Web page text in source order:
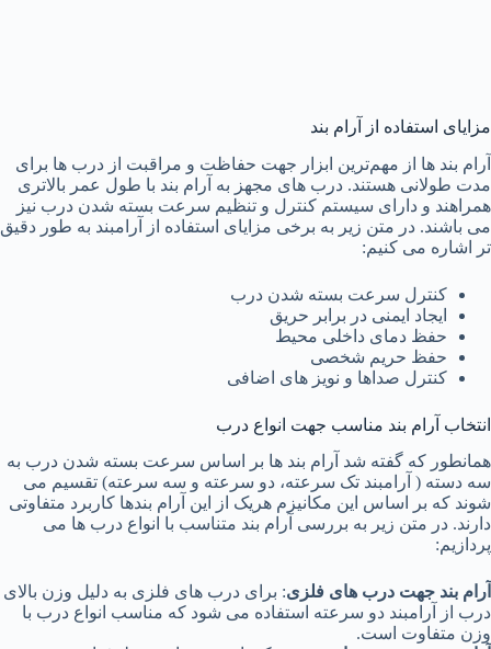
مزایای استفاده از آرام بند
آرام بند ها از مهم‌ترین ابزار جهت حفاظت و مراقبت از درب ها برای
مدت طولانی هستند. درب های مجهز به آرام بند با طول عمر بالاتری
همراهند و دارای سیستم کنترل و تنظیم سرعت بسته شدن درب نیز
می باشند. در متن زیر به برخی مزایای استفاده از آرامبند به طور دقیق
تر اشاره می کنیم:
کنترل سرعت بسته شدن درب
ایجاد ایمنی در برابر حریق
حفظ دمای داخلی محیط
حفظ حریم شخصی
کنترل صداها و نویز های اضافی
انتخاب آرام بند مناسب جهت انواع درب
همانطور که گفته شد آرام بند ها بر اساس سرعت بسته شدن درب به
سه دسته ( آرامبند تک سرعته، دو سرعته و سه سرعته) تقسیم می
شوند که بر اساس این مکانیزم هریک از این آرام بندها کاربرد متفاوتی
دارند. در متن زیر به بررسی آرام بند متناسب با انواع درب ها می
پردازیم:
آرام بند جهت درب های فلزی: برای درب های فلزی به دلیل وزن بالای
درب از آرامبند دو سرعته استفاده می شود که مناسب انواع درب با
وزن متفاوت است.